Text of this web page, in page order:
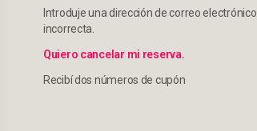
Introduje una dirección de correo electrónico
incorrecta.
Quiero cancelar mi reserva.
Recibí dos números de cupón